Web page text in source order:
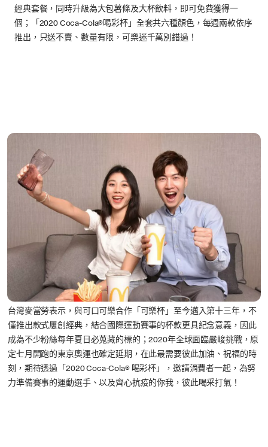
經典套餐，同時升級為大包薯條及大杯飲料，即可免費獲得一
個；「2020 Coca-Cola®喝彩杯」全套共六種顏色，每週兩款依序
推出，只送不賣、數量有限，可樂迷千萬別錯過！
台灣麥當勞表示，與可口可樂合作「可樂杯」至今邁入第十三年，不
僅推出款式屢創經典，結合國際運動賽事的杯款更具紀念意義，因此
成為不少粉絲每年夏日必蒐藏的標的；2020年全球面臨嚴峻挑戰，原
定七月開跑的東京奧運也確定延期，在此最需要彼此加油、祝福的時
刻，期待透過「2020 Coca-Cola® 喝彩杯」，邀請消費者一起，為努
力準備賽事的運動選手、以及齊心抗疫的你我，彼此喝采打氣！